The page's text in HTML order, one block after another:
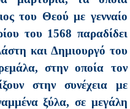
του Θεού με γενναίο
του 1568 παραδίδει
και Δημιουργό του
στην οποία τον
στην συνέχεια με
ξύλα, σε μεγάλη